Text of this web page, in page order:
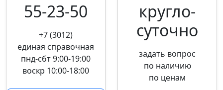
55-23-50
+7 (3012)
единая справочная
пнд-сбт 9:00-19:00
воскр 10:00-18:00
кругло­
суточно
задать вопрос
по наличию
по ценам